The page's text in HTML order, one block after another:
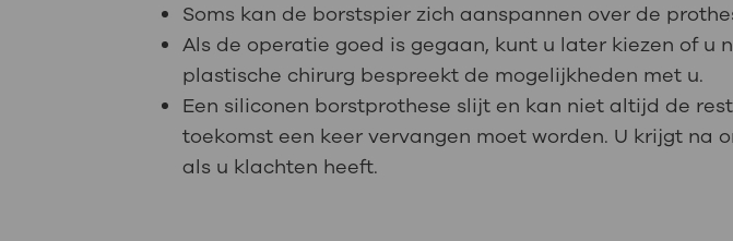
Soms kan de borstspier zich aanspannen over de
Als de operatie goed is gegaan, kunt u later kiezen of
plastische chirurg bespreekt de mogelijkheden met u.
Een siliconen borstprothese slijt en kan niet altijd de
toekomst een keer vervangen moet worden. U krijgt na
als u klachten heeft.